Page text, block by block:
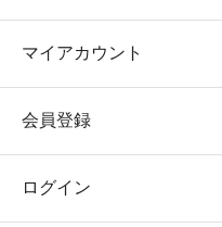
マイアカウント
会員登録
ログイン